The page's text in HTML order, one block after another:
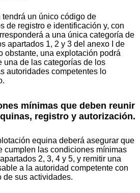
un único código de
de registro e identificación y, con
a una única categoría de
apartados 1, 2 y 3 del anexo I de
obstante, una explotación podrá
una de las categorías de los
autoridades competentes lo
mínimas que deben reunir
registro y autorización.
equina deberá asegurar que
cumplen las condiciones mínimas
2, 3, 4 y 5, y remitir una
a la autoridad competente con
de sus actividades.